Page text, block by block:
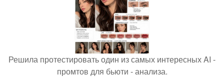
Решила протестировать один из самых интересных AI -
промтов для бьюти - анализа.